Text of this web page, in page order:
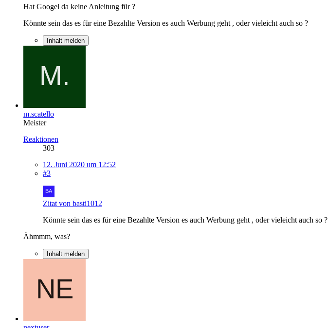
Hat Googel da keine Anleitung für ?
Könnte sein das es für eine Bezahlte Version es auch Werbung geht , oder vieleicht auch so ?
Inhalt melden
m.scatello
Meister
Reaktionen
303
12. Juni 2020 um 12:52
#3
Zitat von basti1012
Könnte sein das es für eine Bezahlte Version es auch Werbung geht , oder vieleicht auch so ?
Ähmmm, was?
Inhalt melden